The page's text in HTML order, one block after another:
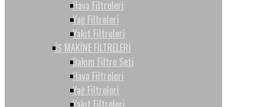
Hava Filtreleri
Yağ Filtreleri
Yakıt Filtreleri
İŞ MAKİNE FİLTRELERİ
Bakım Filtre Seti
Hava Filtreleri
Yağ Filtreleri